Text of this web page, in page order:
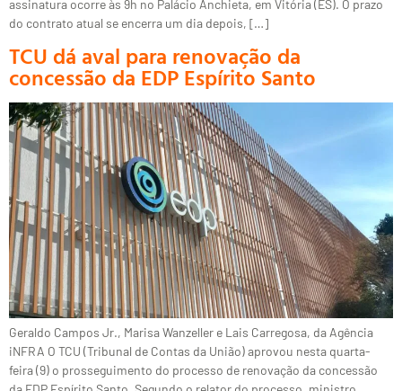
assinatura ocorre às 9h no Palácio Anchieta, em Vitória (ES). O prazo
do contrato atual se encerra um dia depois, […]
TCU dá aval para renovação da
concessão da EDP Espírito Santo
Geraldo Campos Jr., Marisa Wanzeller e Lais Carregosa, da Agência
iNFRA O TCU (Tribunal de Contas da União) aprovou nesta quarta-
feira (9) o prosseguimento do processo de renovação da concessão